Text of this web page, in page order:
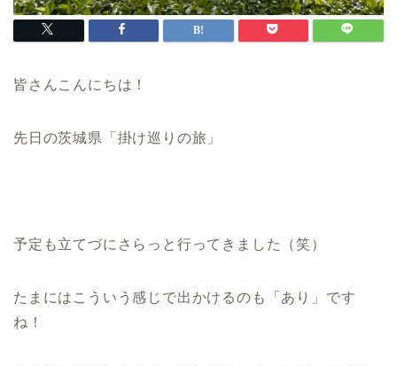
皆さんこんにちは！
先日の茨城県「掛け巡りの旅」
予定も立てづにさらっと行ってきました（笑）
たまにはこういう感じで出かけるのも「あり」です
ね！